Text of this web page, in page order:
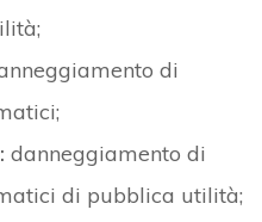
di
danneggiamento di
di pubblica utilità;